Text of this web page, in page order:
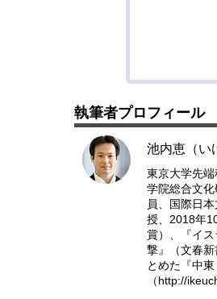
執筆者プロフィール
池内恵（い
東京大学先
学院総合文
員、国際日
授、2018年
賞）、『イ
撃』（文春
とめた『中
（http://